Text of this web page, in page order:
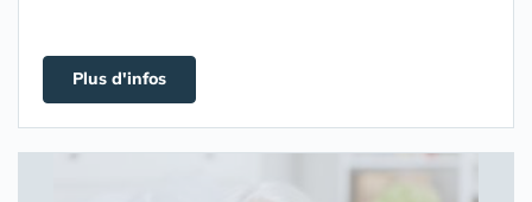
Plus d'infos